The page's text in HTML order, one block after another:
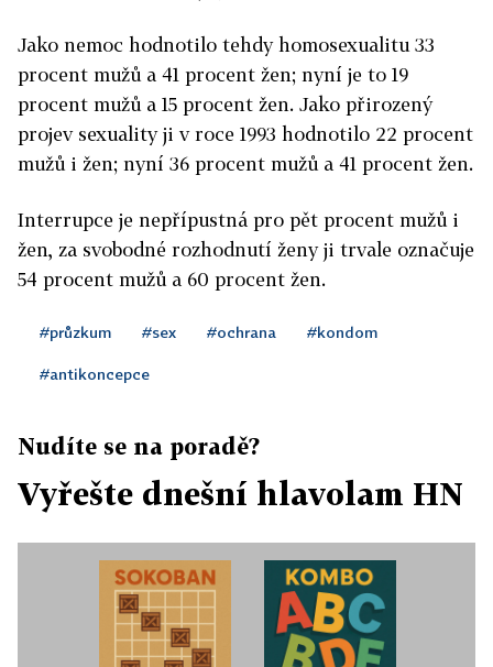
Jako nemoc hodnotilo tehdy homosexualitu 33
procent mužů a 41 procent žen; nyní je to 19
procent mužů a 15 procent žen. Jako přirozený
projev sexuality ji v roce 1993 hodnotilo 22 procent
mužů i žen; nyní 36 procent mužů a 41 procent žen.
Interrupce je nepřípustná pro pět procent mužů i
žen, za svobodné rozhodnutí ženy ji trvale označuje
54 procent mužů a 60 procent žen.
#průzkum #sex #ochrana #kondom
#antikoncepce
Nudíte se na poradě?
Vyřešte dnešní hlavolam HN